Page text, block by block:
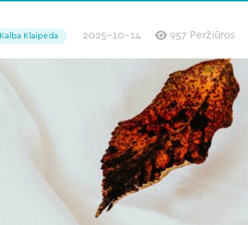
Kalba Klaipėda 2025-10-14 957 Peržiūros